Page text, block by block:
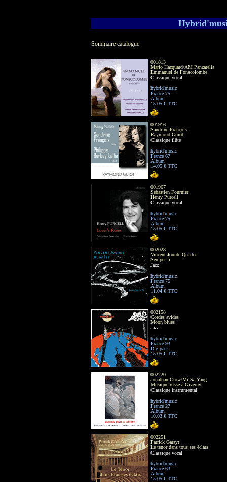
Sommaire catalogue
001813
Mario Hacquard/AM Panzarella
Emmanuel de Fonscolombe
Classique vocal
hybrid'music
France 75
Album
15.05 € TTC
001916
Sandrine François
Raymond Guiot
Classique flûte
hybrid'music
France 67
Album
14.05 € TTC
001967
Sébastien Fournier
Henry Purcell
Classique vocal
hybrid'music
France 75
Album
15.05 € TTC
002028
Vincent Jourde Quartet
Semper-fi
Jazz
hybrid'music
France 75
Album
11.04 € TTC
002158
Cordes avides
Moon blues
Jazz
hybrid'music
France 93
Digipack
15.05 € TTC
002220
Jonathan Crow/Mi-Sa Yang
Musique russe à Giverny
Classique instrumental
hybrid'music
France 27
Album
10.03 € TTC
002251
Patrick Garayt
Le ténor dans tous ses éclats
Classique vocal
hybrid'music
France 63
Album
15.05 € TTC